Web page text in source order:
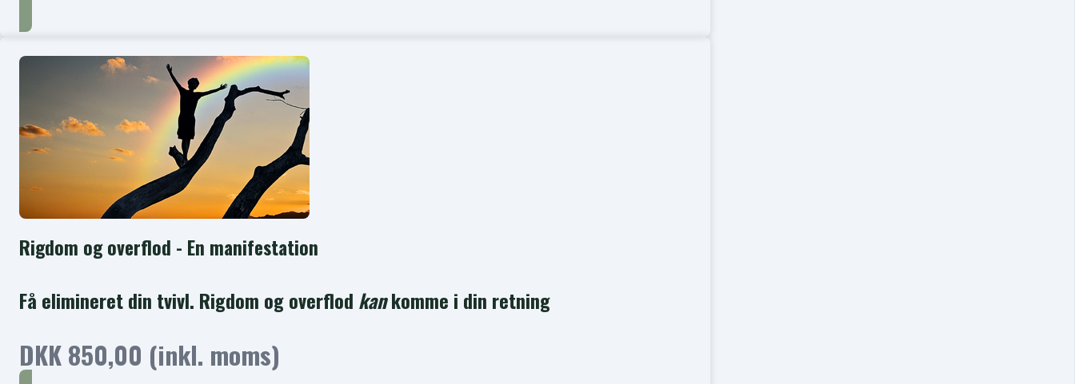
Rigdom og overflod - En manifestation
Få elimineret din tvivl. Rigdom og overflod kankomme i din retning
DKK 850,00 (inkl. moms)